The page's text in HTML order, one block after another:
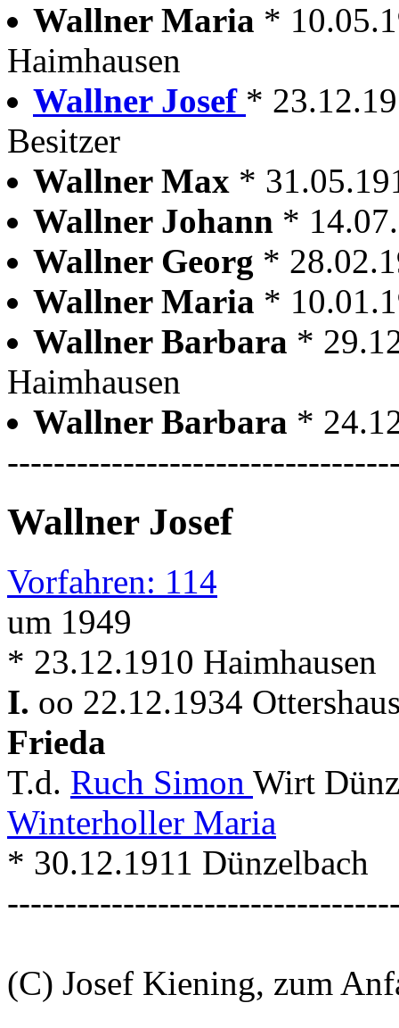
Wallner Maria *
Haimhausen
Wallner Josef *
Besitzer
Wallner Max *
Wallner Johann *
Wallner Georg *
Wallner Maria *
Wallner Barbara *
Haimhausen
Wallner Barbara *
Wallner Josef
Vorfahren: 114
um 1949
* 23.12.1910 Haimhausen
I. oo 22.12.1934
Frieda
T.d. Ruch Simon Wirt
Winterholler Maria
* 30.12.1911 Dünzelbach
(C) Josef Kiening, zum